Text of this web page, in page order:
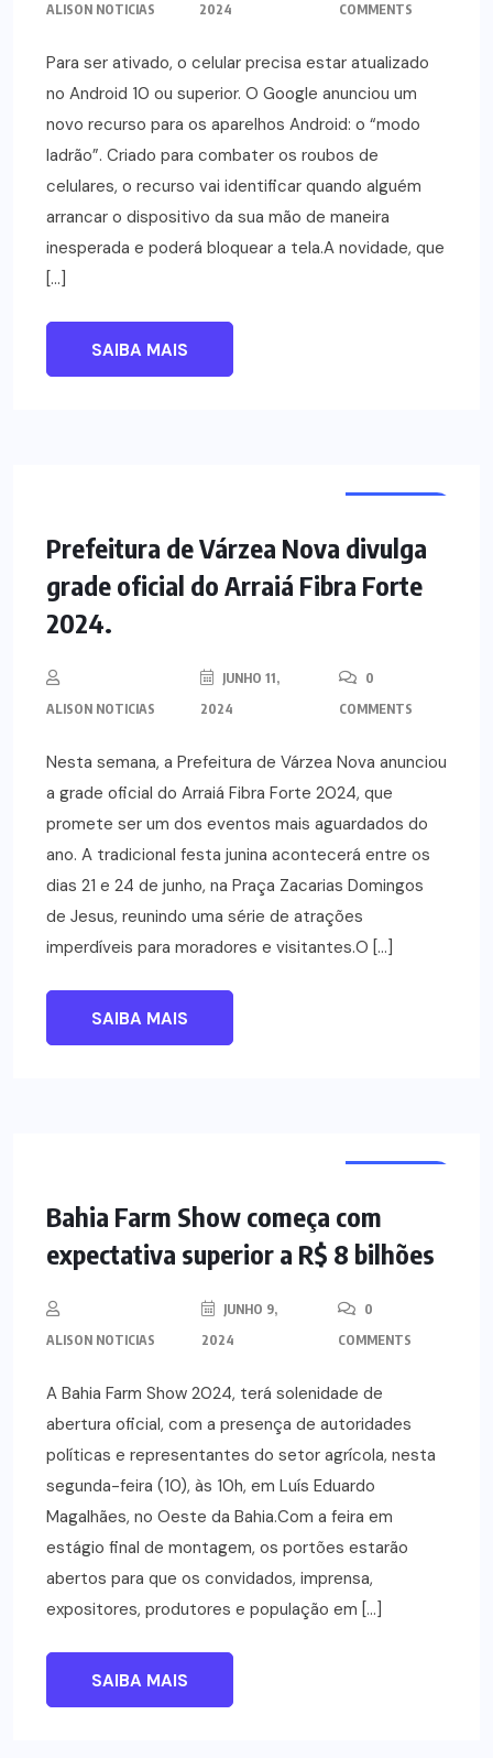
ALISON NOTICIAS
2024
COMMENTS
Para ser ativado, o celular precisa estar atualizado
no Android 10 ou superior. O Google anunciou um
novo recurso para os aparelhos Android: o “modo
ladrão”. Criado para combater os roubos de
celulares, o recurso vai identificar quando alguém
arrancar o dispositivo da sua mão de maneira
inesperada e poderá bloquear a tela.A novidade, que
[…]
SAIBA MAIS
Prefeitura de Várzea Nova divulga
grade oficial do Arraiá Fibra Forte
2024.
ALISON NOTICIAS
JUNHO 11,
2024
0
COMMENTS
Nesta semana, a Prefeitura de Várzea Nova anunciou
a grade oficial do Arraiá Fibra Forte 2024, que
promete ser um dos eventos mais aguardados do
ano. A tradicional festa junina acontecerá entre os
dias 21 e 24 de junho, na Praça Zacarias Domingos
de Jesus, reunindo uma série de atrações
imperdíveis para moradores e visitantes.O […]
SAIBA MAIS
Bahia Farm Show começa com
expectativa superior a R$ 8 bilhões
ALISON NOTICIAS
JUNHO 9,
2024
0
COMMENTS
A Bahia Farm Show 2024, terá solenidade de
abertura oficial, com a presença de autoridades
políticas e representantes do setor agrícola, nesta
segunda-feira (10), às 10h, em Luís Eduardo
Magalhães, no Oeste da Bahia.Com a feira em
estágio final de montagem, os portões estarão
abertos para que os convidados, imprensa,
expositores, produtores e população em […]
SAIBA MAIS